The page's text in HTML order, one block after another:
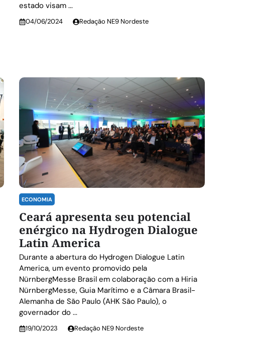
estado visam ...
04/06/2024 Redação NE9 Nordeste
ECONOMIA
Ceará apresenta seu potencial
enérgico na Hydrogen Dialogue
Latin America
Durante a abertura do Hydrogen Dialogue Latin
America, um evento promovido pela
NürnbergMesse Brasil em colaboração com a Hiria
NürnbergMesse, Guia Marítimo e a Câmara Brasil-
Alemanha de São Paulo (AHK São Paulo), o
governador do ...
19/10/2023 Redação NE9 Nordeste